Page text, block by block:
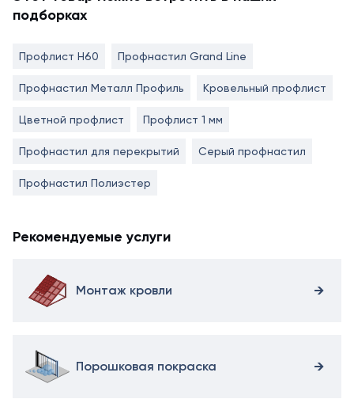
подборках
Профлист Н60 Профнастил Grand Line
Профнастил Металл Профиль Кровельный профлист
Цветной профлист Профлист 1 мм
Профнастил для перекрытий Серый профнастил
Профнастил Полиэстер
Рекомендуемые услуги
Монтаж кровли
Порошковая покраска